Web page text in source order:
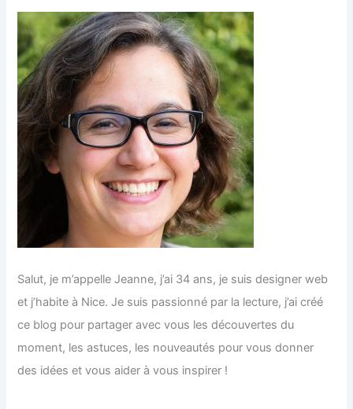
Salut, je m’appelle Jeanne, j’ai 34 ans, je suis designer web
et j’habite à Nice. Je suis passionné par la lecture, j’ai créé
ce blog pour partager avec vous les découvertes du
moment, les astuces, les nouveautés pour vous donner
des idées et vous aider à vous inspirer !